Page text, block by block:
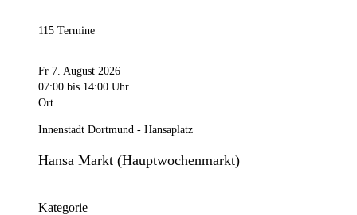
115 Termine
Fr 7. August 2026
07:00 bis 14:00 Uhr
Ort
Innenstadt Dortmund - Hansaplatz
Hansa Markt (Hauptwochenmarkt)
Kategorie